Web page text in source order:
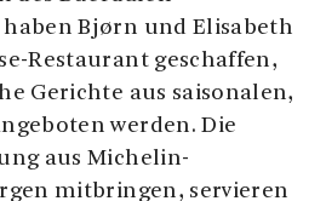
Bjørn und Elisabeth
Restaurant geschaffen,
Gerichte aus saisonalen,
werden. Die
aus Michelin-
mitbringen, servieren